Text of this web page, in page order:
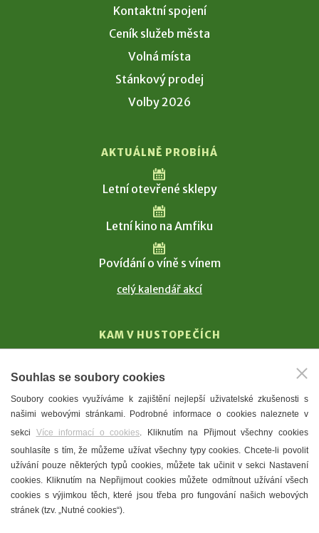
Kontaktní spojení
Ceník služeb města
Volná místa
Stánkový prodej
Volby 2026
AKTUÁLNĚ PROBÍHÁ
Letní otevřené sklepy
Letní kino na Amfiku
Povídání o víně s vínem
celý kalendář akcí
KAM V HUSTOPEČÍCH
T. G. Masaryk
Mandloně
Ubytování
Restaurace
Městské muzeum a galerie
Denní meníčka
Souhlas se soubory cookies
Soubory cookies využíváme k zajištění nejlepší uživatelské zkušenosti s
našimi webovými stránkami. Podrobné informace o cookies naleznete v
sekci Více informací o cookies. Kliknutím na Přijmout všechny cookies
souhlasíte s tím, že můžeme užívat všechny typy cookies. Chcete-li povolit
užívání pouze některých typů cookies, můžete tak učinit v sekci Nastavení
cookies. Kliknutím na Nepřijmout cookies můžete odmítnout užívání všech
cookies s výjimkou těch, které jsou třeba pro fungování našich webových
stránek (tzv. „Nutné cookies“).